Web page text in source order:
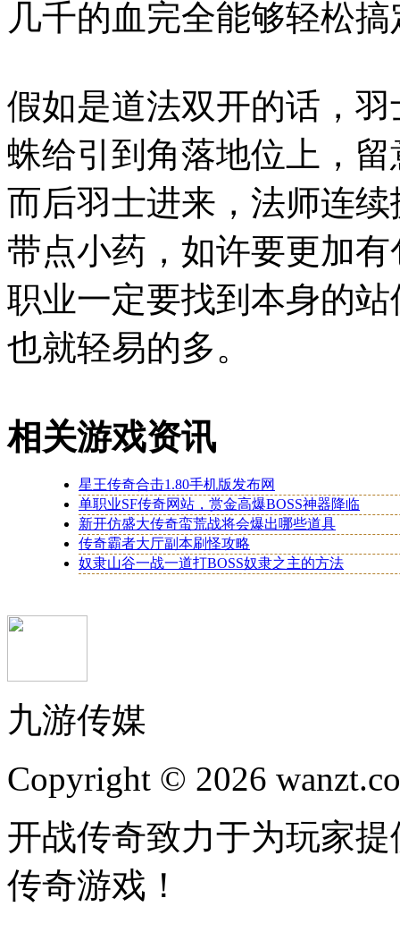
几千的血完全能够轻松搞
假如是道法双开的话，
蛛给引到角落地位上，
而后羽士进来，法师连
带点小药，如许要更加
职业一定要找到本身的
也就轻易的多。
相关游戏资讯
星王传奇合击1.80手机版发布网
单职业SF传奇网站，赏金高爆BOSS神器降临
新开仿盛大传奇蛮荒战将会爆出哪些道具
传奇霸者大厅副本刷怪攻略
奴隶山谷一战一道打BOSS奴隶之主的方法
九游传媒
Copyright © 2026
开战传奇致力于为玩家
传奇游戏！